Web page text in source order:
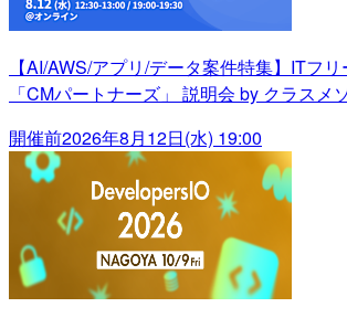
【AI/AWS/アプリ/データ案件特集】ITフ
「CMパートナーズ」 説明会 by クラスメ
開催前2026年8月12日(水) 19:00